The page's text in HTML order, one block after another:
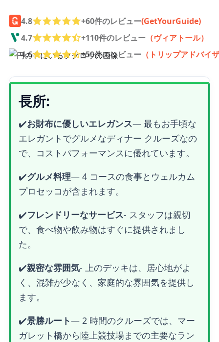
+60件のレビュー(GetYourGuide)
4.8
+110件のレビュー（ヴィアトール）
4.7
+50件のレビュー（トリップアドバイ
4.6
長所:
✔️お財布に優しいエレガンス— 最もお手頃な
エレガントでグルメなディナー クルーズなの
で、コストパフォーマンスに優れています。
✔️グルメ料理— 4 コースの食事とウェルカム
プロセッコが含まれます。
✔️フレンドリーなサービス- スタッフは親切
で、食べ物や飲み物はすぐに提供されまし
た。
✔️親密な雰囲気- 上のデッキは、居心地がよ
く、混雑が少なく、家庭的な雰囲気を提供し
ます。
✔️景勝ルート— 2 時間のクルーズでは、マー
ガレット橋から陸上競技場までの主要なラン